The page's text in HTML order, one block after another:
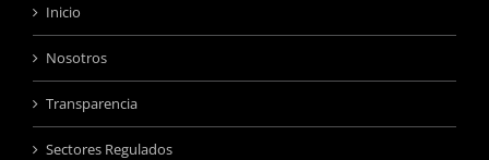
Inicio
Nosotros
Transparencia
Sectores Regulados